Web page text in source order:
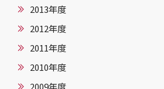
2013年度
2012年度
2011年度
2010年度